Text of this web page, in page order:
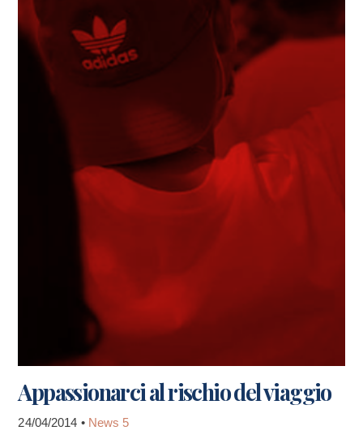
Appassionarci al rischio del viaggio
24/04/2014 • News 5